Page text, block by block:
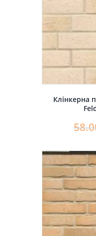
Клінкерна